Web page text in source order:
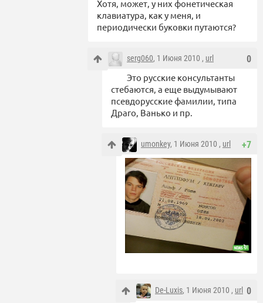
Хотя, может, у них фонетическая
клавиатура, как у меня, и
периодически буковки путаются?
0
serg060, 1 Июня 2010 , url
Это русские консультанты
стебаются, а еще выдумывают
псевдорусские фамилии, типа
Драго, Ванько и пр.
+7
umonkey, 1 Июня 2010 , url
0
De-Luxis, 1 Июня 2010 , url